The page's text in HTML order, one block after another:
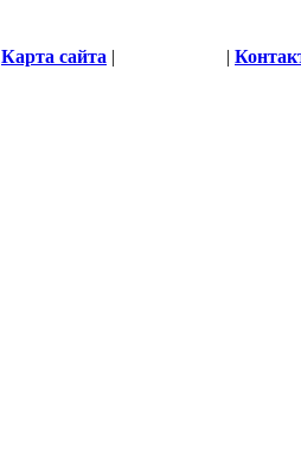
Карта сайта | |